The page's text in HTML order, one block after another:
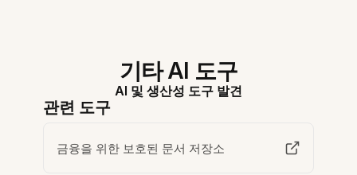
기타 AI 도구
AI 및 생산성 도구 발견
관련 도구
금융을 위한 보호된 문서 저장소